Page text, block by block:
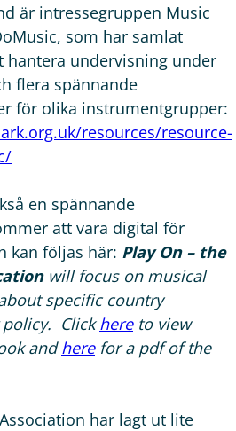
är intressegruppen Music
som har samlat
hantera undervisning under
flera spännande
för olika instrumentgrupper:
resources/resource-
en spännande
att vara digital för
kan följas här: Play On – the
will focus on musical
specific country
policy. Clickhereto view
andherefor a pdf of the
har lagt ut lite